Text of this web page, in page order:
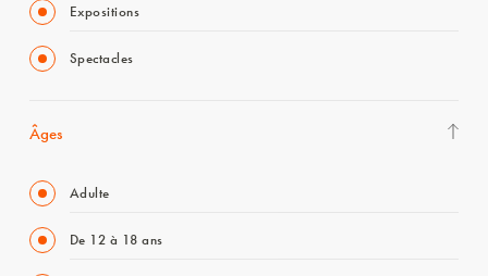
Expositions
Spectacles
Âges
Adulte
De 12 à 18 ans